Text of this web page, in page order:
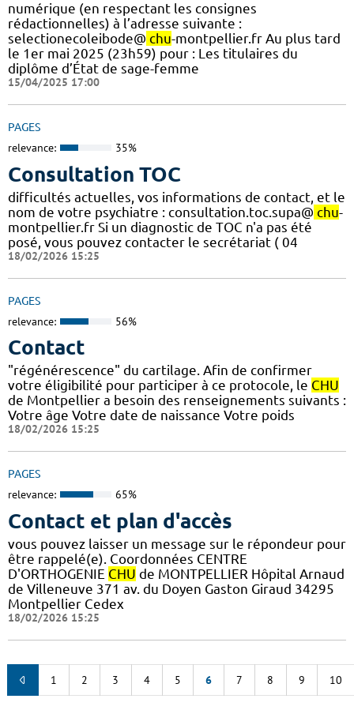
numérique (en respectant les consignes
rédactionnelles) à l’adresse suivante :
selectionecoleibode@ chu-montpellier.fr Au plus tard
le 1er mai 2025 (23h59) pour : Les titulaires du
diplôme d’État de sage-femme
15/04/2025 17:00
PAGES
relevance: 35%
Consultation TOC
difficultés actuelles, vos informations de contact, et le
nom de votre psychiatre : consultation.toc.supa@ chu-
montpellier.fr Si un diagnostic de TOC n'a pas été
posé, vous pouvez contacter le secrétariat ( 04
18/02/2026 15:25
PAGES
relevance: 56%
Contact
"régénérescence" du cartilage. Afin de confirmer
votre éligibilité pour participer à ce protocole, le CHU
de Montpellier a besoin des renseignements suivants :
Votre âge Votre date de naissance Votre poids
18/02/2026 15:25
PAGES
relevance: 65%
Contact et plan d'accès
vous pouvez laisser un message sur le répondeur pour
être rappelé(e). Coordonnées CENTRE
D'ORTHOGENIE CHU de MONTPELLIER Hôpital Arnaud
de Villeneuve 371 av. du Doyen Gaston Giraud 34295
Montpellier Cedex
18/02/2026 15:25
1 2 3 4 5 6 7 8 9 10